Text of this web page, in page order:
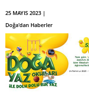
25 MAYIS 2023 |
Doğa'dan Haberler